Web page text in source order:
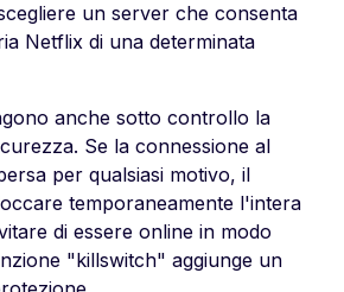
un server che consenta
Netflix di una determinata
anche sotto controllo la
Se la connessione al
per qualsiasi motivo, il
temporaneamente l'intera
di essere online in modo
"killswitch" aggiunge un